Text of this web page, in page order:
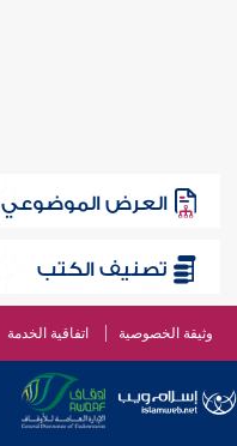
العرض الموضوعي
تصنيف الكتب
وثيقة الخصوصية اتفاقية الخدمة